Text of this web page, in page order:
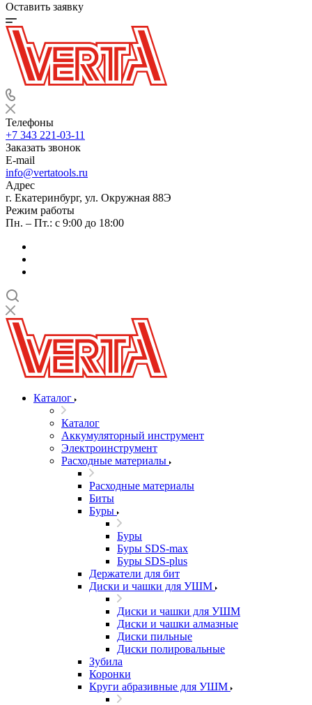
Оставить заявку
Телефоны
+7 343 221-03-11
Заказать звонок
E-mail
info@vertatools.ru
Адрес
г. Екатеринбург, ул. Окружная 88Э
Режим работы
Пн. – Пт.: с 9:00 до 18:00
Каталог
Каталог
Аккумуляторный инструмент
Электроинструмент
Расходные материалы
Расходные материалы
Биты
Буры
Буры
Буры SDS-max
Буры SDS-plus
Держатели для бит
Диски и чашки для УШМ
Диски и чашки для УШМ
Диски и чашки алмазные
Диски пильные
Диски полировальные
Зубила
Коронки
Круги абразивные для УШМ